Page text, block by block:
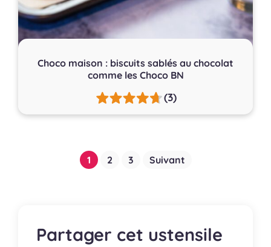
Choco maison : biscuits sablés au chocolat
comme les Choco BN
(3)
Pagination
1 2 3 Suivant
Partager cet ustensile